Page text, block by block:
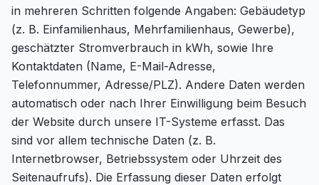
in mehreren Schritten folgende Angaben: Gebäudetyp
(z. B. Einfamilienhaus, Mehrfamilienhaus, Gewerbe),
geschätzter Stromverbrauch in kWh, sowie Ihre
Kontaktdaten (Name, E-Mail-Adresse,
Telefonnummer, Adresse/PLZ). Andere Daten werden
automatisch oder nach Ihrer Einwilligung beim Besuch
der Website durch unsere IT-Systeme erfasst. Das
sind vor allem technische Daten (z. B.
Internetbrowser, Betriebssystem oder Uhrzeit des
Seitenaufrufs). Die Erfassung dieser Daten erfolgt